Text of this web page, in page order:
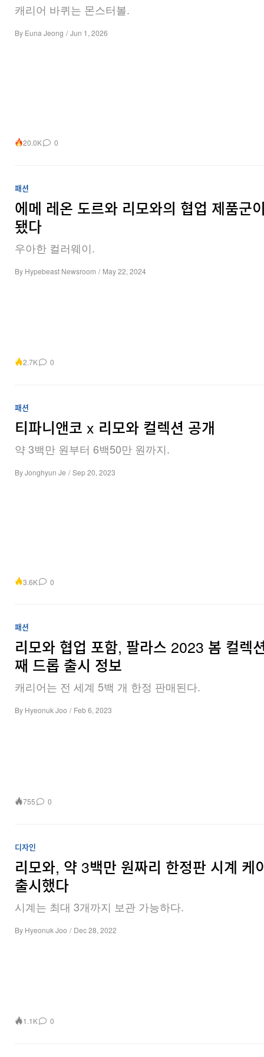
캐리어 바퀴는 몬스터볼.
By Euna Jeong / Jun 1, 2026
20.0K 0
패션
에메 레온 도르와 리모와의 협업 제품군
됐다
우아한 컬러웨이.
By Hypebeast Newsroom / May 22, 2024
2.7K 0
패션
티파니앤코 x 리모와 컬렉션 공개
약 3백만 원부터 6백50만 원까지.
ByJonghyun Je / Sep 20, 2023
3.6K 0
패션
리모와 협업 포함, 팔라스 2023 봄 컬렉
째 드롭 출시 정보
캐리어는 전 세계 5백 개 한정 판매된다.
By Hyeonuk Joo / Feb 6, 2023
755 0
디자인
리모와, 약 3백만 원짜리 한정판 시계 케
출시했다
시계는 최대 3개까지 보관 가능하다.
By Hyeonuk Joo / Dec 28, 2022
1.1K 0